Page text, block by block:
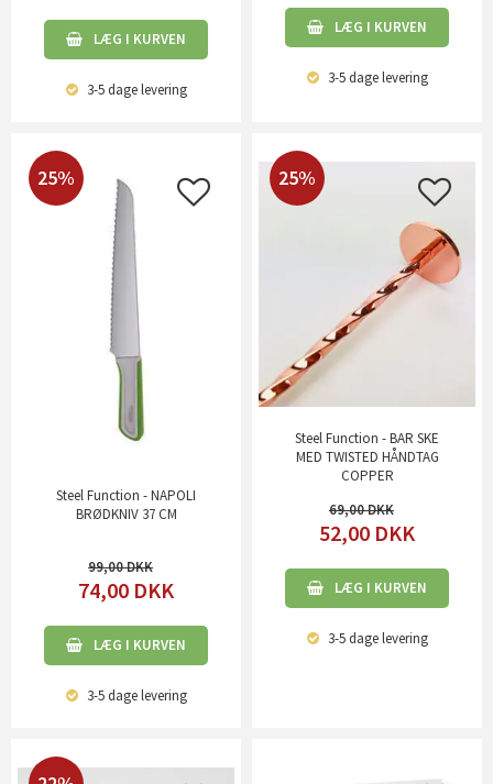
LÆG I KURVEN
3-5 dagelevering
LÆG I KURVEN
3-5 dagelevering
25%
Steel Function - NAPOLI
BRØDKNIV 37 CM
99,00
74,00 DKK
LÆG I KURVEN
3-5 dagelevering
25%
Steel Function - BAR SKE
MED TWISTED HÅNDTAG
COPPER
69,00
52,00 DKK
LÆG I KURVEN
3-5 dagelevering